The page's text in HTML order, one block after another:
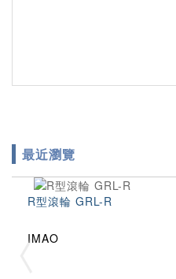
最近瀏覽
R型滾輪 GRL-R
IMAO